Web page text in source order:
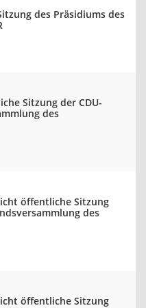
des Präsidiums des
Sitzung der CDU-
des
öffentliche Sitzung
des
öffentliche Sitzung